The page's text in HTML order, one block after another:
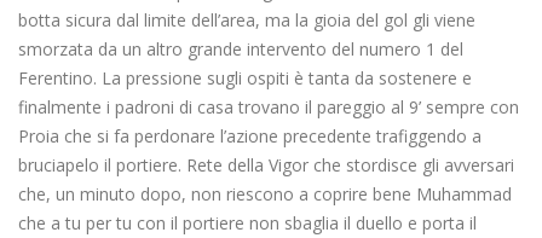
botta sicura dal limite dell’area, ma la gioia del gol gli viene
smorzata da un altro grande intervento del numero 1 del
Ferentino. La pressione sugli ospiti è tanta da sostenere e
finalmente i padroni di casa trovano il pareggio al 9’ sempre con
Proia che si fa perdonare l’azione precedente trafiggendo a
bruciapelo il portiere. Rete della Vigor che stordisce gli avversari
che, un minuto dopo, non riescono a coprire bene Muhammad
che a tu per tu con il portiere non sbaglia il duello e porta il